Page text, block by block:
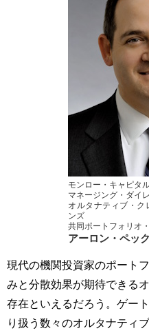
モンロー・キャピタ
マネージング・ダイ
オルタナティブ・ク
ンズ
共同ポートフォリオ
アーロン・ペック
現代の機関投資家のポート
みと分散効果が期待できる
存在といえるだろう。ゲー
り扱う数々のオルタナティ